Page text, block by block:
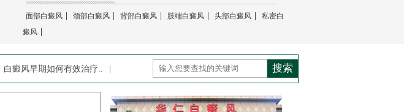
面部白癜风 颈部白癜风 背部白癜风 肢端白癜风 头部白癜风
私密白
癜风
白癜风早期如何有效治疗..